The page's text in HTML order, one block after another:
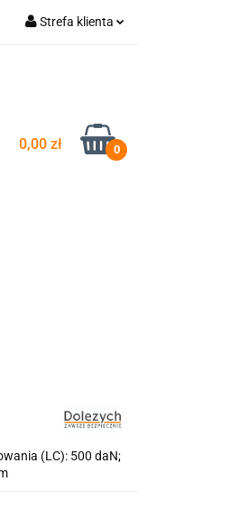
Strefa klienta
Dodaj zgłoszenie
Zgody cookies
0,00 zł 0
(LC): 500 daN;